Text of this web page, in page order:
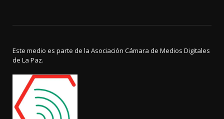
Este medio es parte de la Asociación Cámara de Medios Digitales
de La Paz.